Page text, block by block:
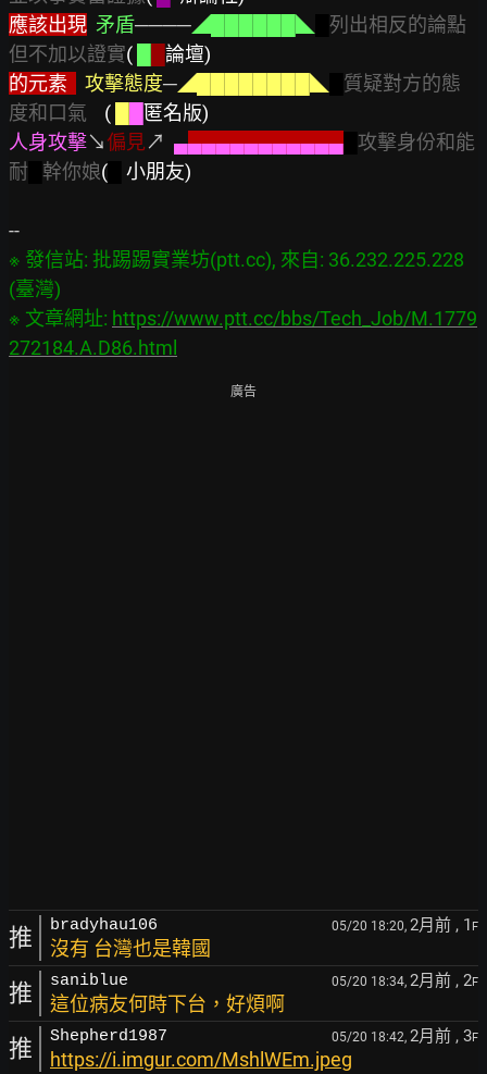
應該出現 矛盾────◢██████◣
列出相反的論點
但不加以證實(
論壇)
的元素
攻擊態度─◢████████◣
質疑對方的態
度和口氣
(
匿名版)
人身攻擊↘偏見↗ ▄▄▄▄▄▄▄▄▄▄▄▄
攻擊身份和能
耐
幹你娘( 小朋友)
※ 發信站: 批踢踢實業坊(ptt.cc), 來自: 36.232.225.228
(臺灣)
※ 文章網址: https://www.ptt.cc/bbs/Tech_Job/M.1779
272184.A.D86.html
廣告
推 bradyhau106 05/20 18:20, 2月前 , 1 F
沒有 台灣也是韓國
推 saniblue 05/20 18:34, 2月前 , 2F
這位病友何時下台，好煩啊
推 Shepherd1987 05/20 18:42, 2月前 , 3F
https://i.imgur.com/MshlWEm.jpeg